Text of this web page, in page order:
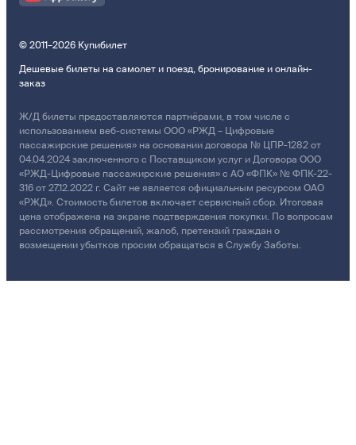
© 2011–2026 Купибилет
Дешевые билеты на самолет и поезд, бронирование и онлайн-
заказ
Ж/Д билеты предоставляются партнёрами, в том числе с
использованием веб-системы ООО «РЖД – Цифровые
пассажирские решения» на основании договора № ЦПР-1282 от
04.04.2024 заключенного с Поставщиком услуг и Договора ООО
«РЖД-Цифровые пассажирские решения» с АО «ФПК» № ФПК-22-
316 от 27.12.2022 г. Сайт не является официальным ресурсом ОАО
«РЖД». Стоимость билетов включает сервисный сбор. Итоговая
цена отображена на экране подтверждения покупки. По вопросам
рассмотрения обращений, жалоб, претензий граждан о
возмещении убытков просим обращаться в Службу Заботы.